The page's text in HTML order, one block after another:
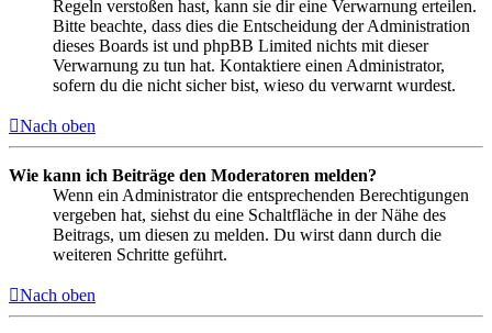
Regeln verstoßen hast, kann sie dir eine Verwarnung erteilen.
Bitte beachte, dass dies die Entscheidung der Administration
dieses Boards ist und phpBB Limited nichts mit dieser
Verwarnung zu tun hat. Kontaktiere einen Administrator,
sofern du die nicht sicher bist, wieso du verwarnt wurdest.
Nach oben
Wie kann ich Beiträge den Moderatoren melden?
Wenn ein Administrator die entsprechenden Berechtigungen
vergeben hat, siehst du eine Schaltfläche in der Nähe des
Beitrags, um diesen zu melden. Du wirst dann durch die
weiteren Schritte geführt.
Nach oben